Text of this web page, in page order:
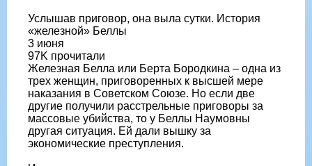
Услышав приговор, она выла сутки. История
«железной» Беллы
3 июня
97K прочитали
Железная Белла или Берта Бородкина – одна из
трех женщин, приговоренных к высшей мере
наказания в Советском Союзе. Но если две
другие получили расстрельные приговоры за
массовые убийства, то у Беллы Наумовны
другая ситуация. Ей дали вышку за
экономические преступления.